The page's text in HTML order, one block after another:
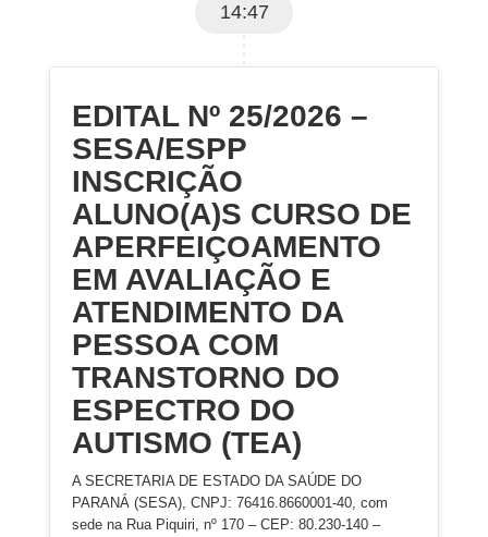
14:47
EDITAL Nº 25/2026 –
SESA/ESPP
INSCRIÇÃO
ALUNO(A)S CURSO DE
APERFEIÇOAMENTO
EM AVALIAÇÃO E
ATENDIMENTO DA
PESSOA COM
TRANSTORNO DO
ESPECTRO DO
AUTISMO (TEA)
A SECRETARIA DE ESTADO DA SAÚDE DO
PARANÁ (SESA), CNPJ: 76416.8660001-40, com
sede na Rua Piquiri, nº 170 – CEP: 80.230-140 –